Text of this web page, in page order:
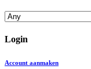
Login
Account aanmaken